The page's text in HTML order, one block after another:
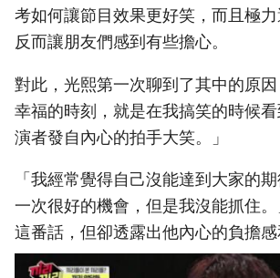
考如何讓節目效果更好笑，而且極力
反而讓朋友們感到有些擔心。
對此，光熙第一次聊到了其中的原
幸福的時刻，就是在我搞笑的時候
演者發自內心的拍手大笑。」
「我經常覺得自己沒能達到大家的
一次很好的機會，但是我沒能抓住
這番話，但卻透露出他內心的負擔感